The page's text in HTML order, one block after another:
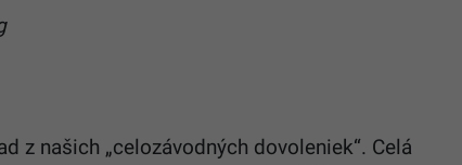
z našich „celozávodných dovoleniek“. Celá